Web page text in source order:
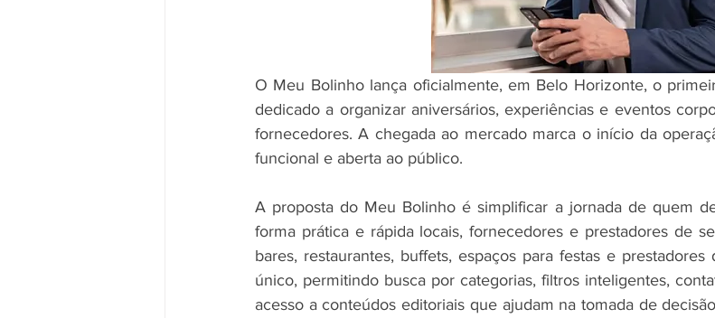
O Meu Bolinho lança oficialmente, em Belo Horizonte, o
dedicado a organizar aniversários, experiências e eventos
fornecedores. A chegada ao mercado marca o início da
funcional e aberta ao público.
A proposta do Meu Bolinho é simplificar a jornada de quem
forma prática e rápida locais, fornecedores e prestadores de
bares, restaurantes, buffets, espaços para festas e
único, permitindo busca por categorias, filtros inteligentes,
acesso a conteúdos editoriais que ajudam na tomada de